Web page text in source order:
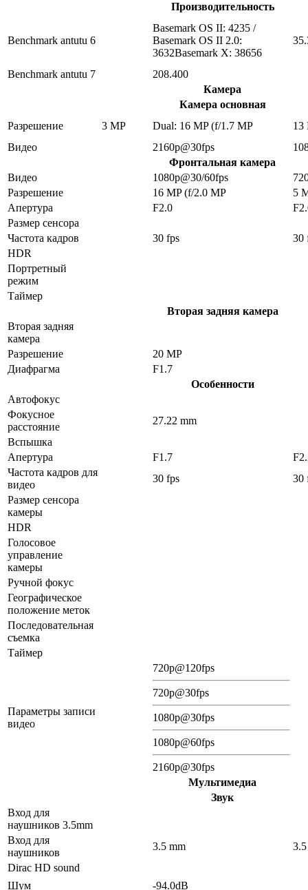
Производительность
Benchmark antutu 6
Basemark OS II: 4235 /
Basemark OS II 2.0:
3632Basemark X: 38656
Benchmark antutu 7
208.400
Камера
Камера основная
Разрешение
3 MP Dual: 16 MP (f/1.7 MP
13
Видео
2160p@30fps
Фронтальная камера
Видео
1080p@30/60fps
Разрешение
16 MP (f/2.0 MP
5
Апертура
F2.0
Размер сенсора
Частота кадров
30 fps
30
HDR
Портретный
режим
Таймер
Вторая задняя камера
Вторая задняя
камера
Разрешение
20 MP
Диафрагма
F1.7
Особенности
Автофокус
Фокусное
расстояние
27.22 mm
Вспышка
Апертура
F1.7
Частота кадров для
видео
30 fps
30
Размер сенсора
камеры
HDR
Голосовое
управление
камеры
Ручной фокус
Географическое
положение меток
Последовательная
съемка
Таймер
Параметры записи
видео
720p@120fps
720p@30fps
1080p@30fps
1080p@60fps
2160p@30fps
Мультимедиа
Звук
Вход для
наушников 3.5mm
Вход для
наушников
3.5 mm
Dirac HD sound
Шум
-94.0dB